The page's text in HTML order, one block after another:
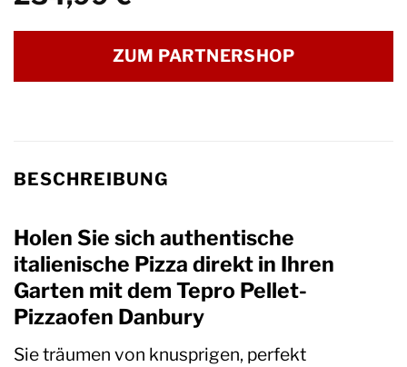
ZUM PARTNERSHOP
BESCHREIBUNG
Holen Sie sich authentische
italienische Pizza direkt in Ihren
Garten mit dem Tepro Pellet-
Pizzaofen Danbury
Sie träumen von knusprigen, perfekt